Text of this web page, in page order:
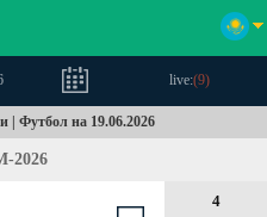
live:(9)
| Футбол на 19.06.2026
2026
4